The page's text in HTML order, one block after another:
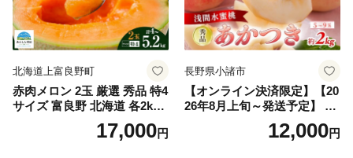
北海道上富良野町
赤肉メロン 2玉 厳選 秀品 特4
サイズ 富良野 北海道 各2kg
～2.6kg 2玉 セット ファーム
富良野 メロン めろん 果物 く
17,000円
長野県小諸市
【オンライン決済限定】【20
26年8月上旬～発送予定】 先
行予約 「浅間水蜜桃プレミ
アム」 もも あかつき 秀品 約
12,000円